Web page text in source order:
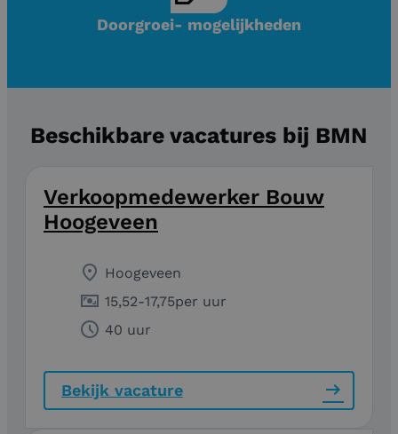
Doorgroei- mogelijkheden
Beschikbare vacatures bij BMN
Verkoopmedewerker Bouw
Hoogeveen
Hoogeveen
15,52-17,75per uur
40 uur
Bekijk vacature